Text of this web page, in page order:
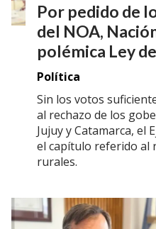
Por pedido de
del NOA,
polémica Ley
Política
Sin los votos
al rechazo de los
Jujuy y Catamarca, el
el capítulo referido al
rurales.